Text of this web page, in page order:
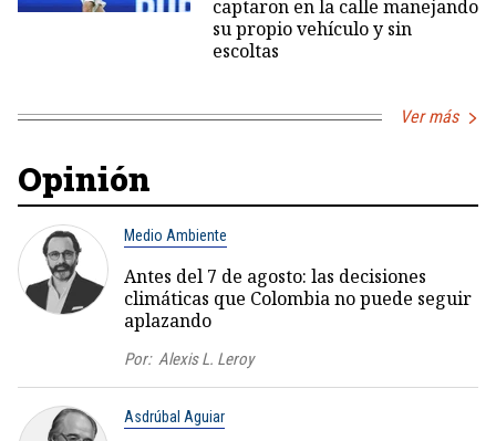
captaron en la calle manejando
su propio vehículo y sin
escoltas
Ver más
Opinión
Medio Ambiente
Antes del 7 de agosto: las decisiones
climáticas que Colombia no puede seguir
aplazando
Por: Alexis L. Leroy
Asdrúbal Aguiar